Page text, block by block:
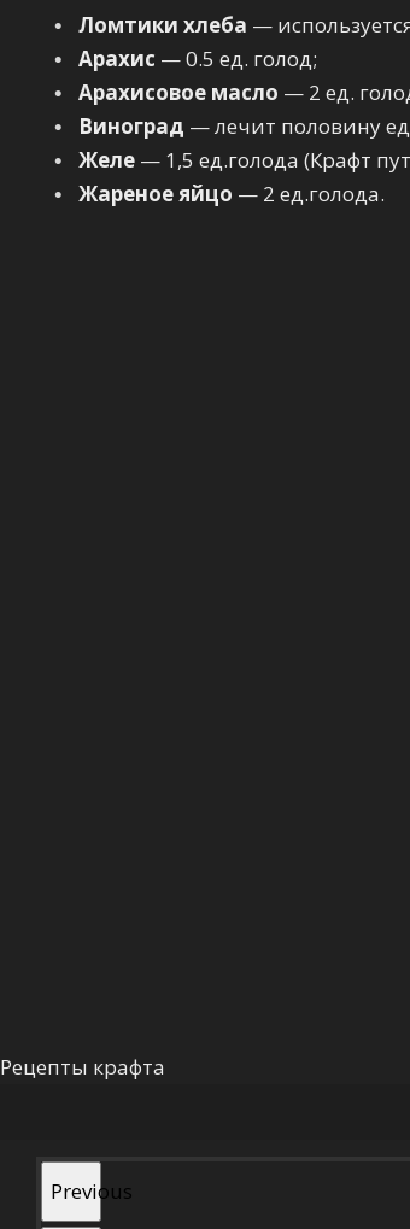
Ломтики хлеба —
Арахис — 0.5 ед. голод;
Арахисовое масло — 2 ед.
Виноград — лечит половину
Желе — 1,5 ед.голода (Крафт
Жареное яйцо — 2 ед.голода.
Рецепты крафта
Previous